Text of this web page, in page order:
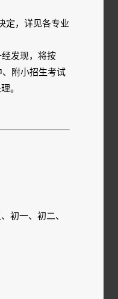
定，详见各专业
发现，将按
、附小招生考试
。
一、初二、